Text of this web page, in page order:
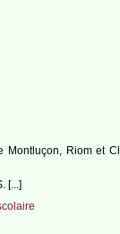
Riom et
[...]